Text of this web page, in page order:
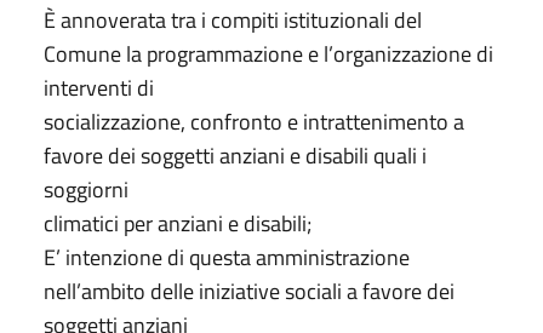
È annoverata tra i compiti istituzionali del
Comune la programmazione e l’organizzazione di
interventi di
socializzazione, confronto e intrattenimento a
favore dei soggetti anziani e disabili quali i
soggiorni
climatici per anziani e disabili;
E’ intenzione di questa amministrazione
nell’ambito delle iniziative sociali a favore dei
soggetti anziani